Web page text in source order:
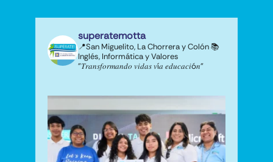
superatemotta
📍San Miguelito, La Chorrera y Colón📚
Inglés, Informática y Valores
"𝑇𝑟𝑎𝑛𝑠𝑓𝑜𝑟𝑚𝑎𝑛𝑑𝑜 𝑣𝑖𝑑𝑎𝑠 𝑣í𝑎 𝑒𝑑𝑢𝑐𝑎𝑐𝑖ó𝑛"